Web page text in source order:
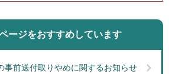
ージをおすすめしています
事前送付取りやめに関するお知らせ